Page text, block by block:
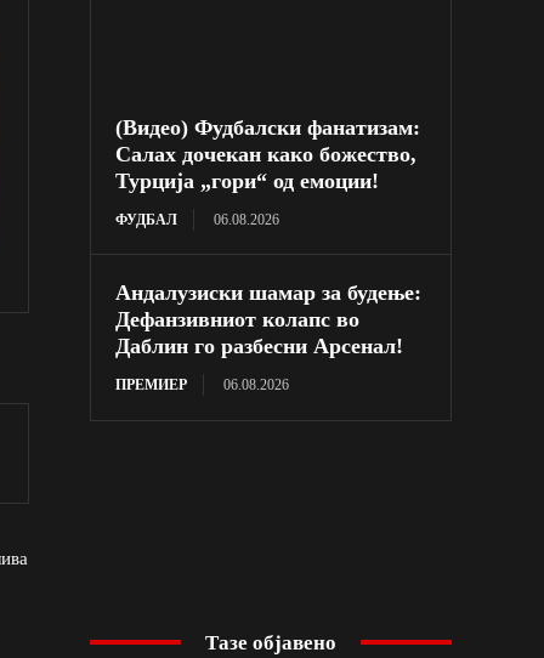
(Видео) Фудбалски фанатизам:
Салах дочекан како божество,
Турција „гори“ од емоции!
ФУДБАЛ 06.08.2026
Андалузиски шамар за будење:
Дефанзивниот колапс во
Даблин го разбесни Арсенал!
ПРЕМИЕР 06.08.2026
Тазе објавено